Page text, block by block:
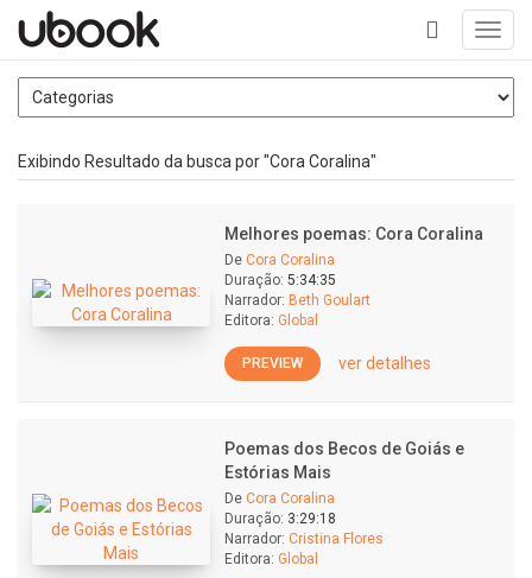
+
Exibindo Resultado da busca por "Cora Coralina"
Melhores poemas: Cora Coralina
De Cora Coralina
Duração: 5:34:35
Narrador: Beth Goulart
Editora: Global
PREVIEW ver detalhes
Poemas dos Becos de Goiás e
Estórias Mais
De Cora Coralina
Duração: 3:29:18
Narrador: Cristina Flores
Editora: Global